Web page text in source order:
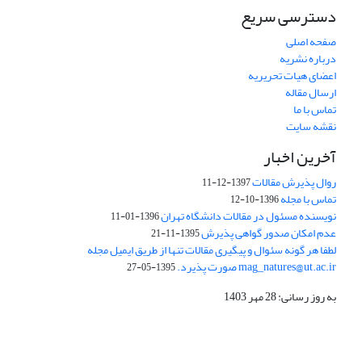
دسترسی سریع
صفحه اصلی
درباره نشریه
اعضای هیات تحریریه
ارسال مقاله
تماس با ما
نقشه سایت
آخرین اخبار
روال پذیرش مقالات1397-12-11
تماس با مجله1396-10-12
نویسنده مسئول در مقالات دانشگاه تهران1396-01-11
عدم امکان صدور گواهی پذیرش1395-11-21
لطفا هر گونه سئوال و پیگیری مقالات تنها از طریق ایمیل مجله
mag_natures@ut.ac.ir صورت پذیرد. 1395-05-27
به روز رسانی: 28 مهر 1403